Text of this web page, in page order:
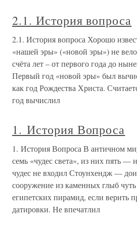
2.1. История вопроса
2.1. История вопроса Хорошо
«нашей эры» («новой эры») не
счёта лет – от первого года до
Первый год «новой эры» был
как год Рождества Христа.
год вычислил
1. История Вопроса
1. История Вопроса В античном
семь «чудес света», из них пять —
чудес не входил Стоунхендж —
сооружение из каменных глыб
египетских пирамид, если верить
датировки. Не впечатлил